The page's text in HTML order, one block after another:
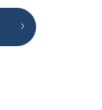
なってきました
は例年よりや
予想となってお